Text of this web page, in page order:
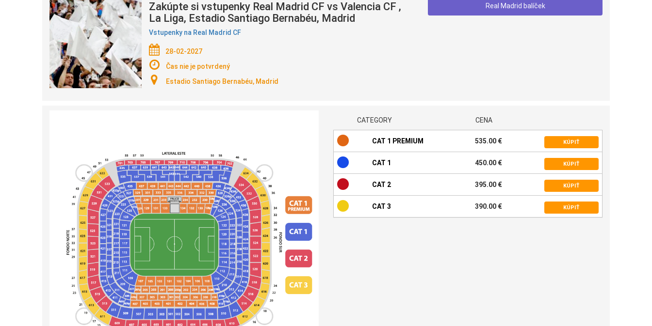
Zakúpte si vstupenky Real Madrid CF vs Valencia CF ,
La Liga, Estadio Santiago Bernabéu, Madrid
Vstupenky na Real Madrid CF
28-02-2027
Čas nie je potvrdený
Estadio Santiago Bernabéu, Madrid
Real Madrid balíček
CATEGORY CENA
CAT 1 PREMIUM 535.00 € KÚPIŤ
CAT 1 450.00 € KÚPIŤ
CAT 2 395.00 € KÚPIŤ
CAT 3 390.00 € KÚPIŤ